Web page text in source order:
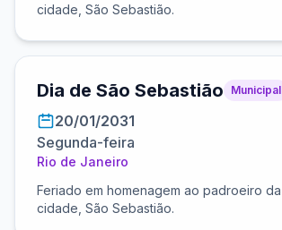
cidade, São Sebastião.
Dia de São Sebastião Municipal
20/01/2031
Segunda-feira
Rio de Janeiro
Feriado em homenagem ao padroeiro da
cidade, São Sebastião.